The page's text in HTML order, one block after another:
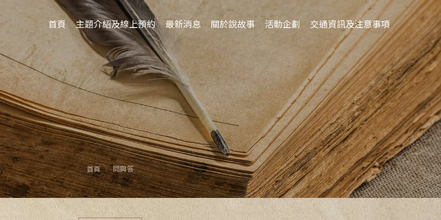
首頁 主題介紹及線上預約
山西館(預約請點選
主題)
何厝館(預約請點選
主題)
最新消息 關於說故事 活動企劃 交通資訊及注意事項
首頁 問與答